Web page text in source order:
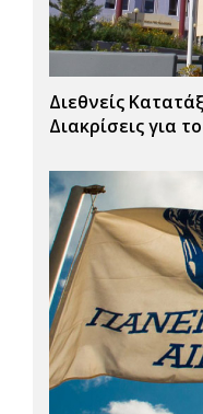
Διεθνείς
Διακρίσεις για